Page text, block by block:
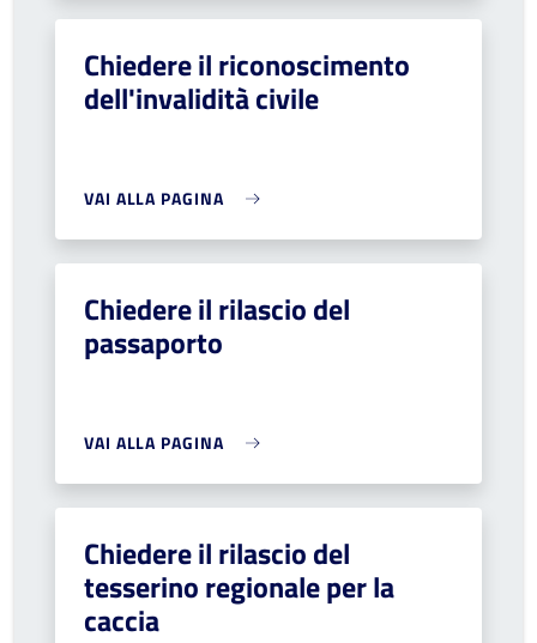
Chiedere il riconoscimento
dell'invalidità civile
VAI ALLA PAGINA
Chiedere il rilascio del
passaporto
VAI ALLA PAGINA
Chiedere il rilascio del
tesserino regionale per la
caccia